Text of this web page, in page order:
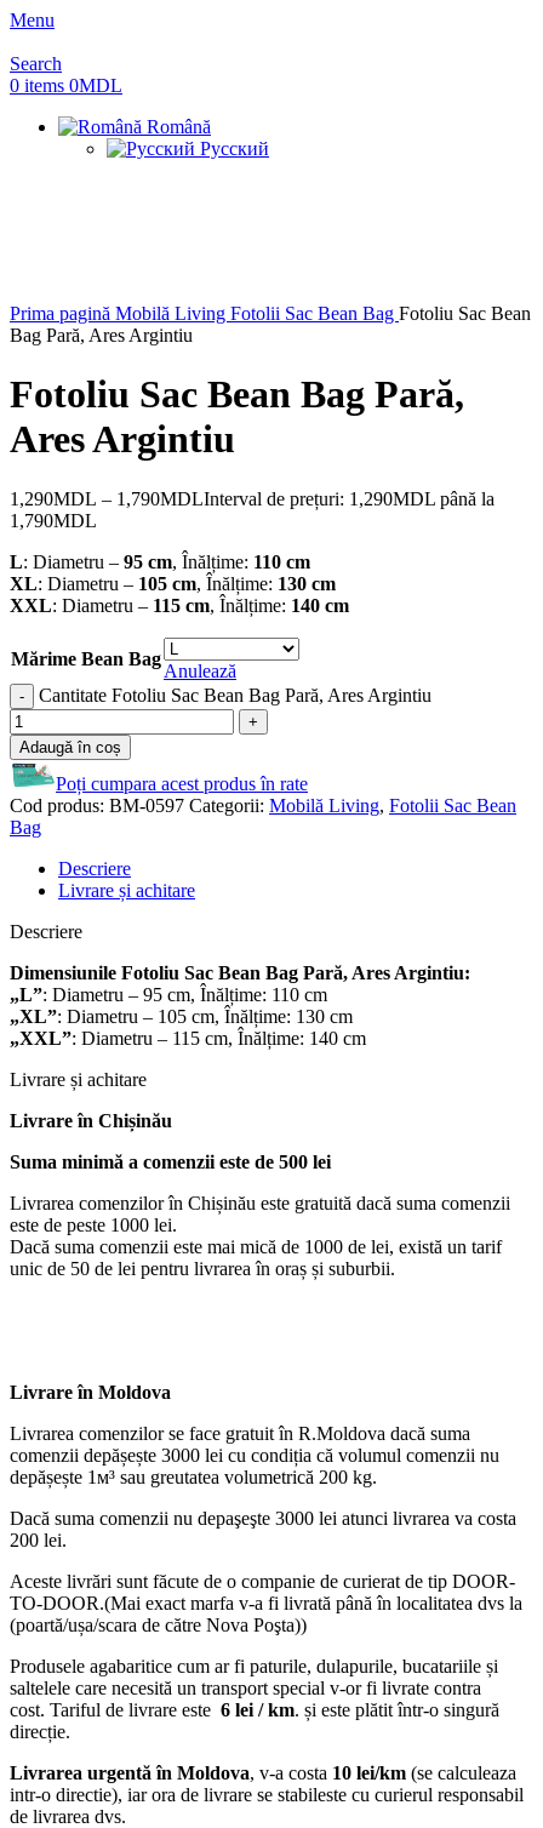
Menu
Search
0 items 0MDL
Română
Русский
Prima pagină Mobilă Living Fotolii Sac Bean Bag Fotoliu Sac Bean
Bag Pară, Ares Argintiu
Fotoliu Sac Bean Bag Pară,
Ares Argintiu
1,290MDL – 1,790MDLInterval de prețuri: 1,290MDL până la
1,790MDL
L: Diametru – 95 cm, Înălțime: 110 cm
XL: Diametru – 105 cm, Înălțime: 130 cm
XXL: Diametru – 115 cm, Înălțime: 140 cm
Mărime Bean Bag
Anulează
Cantitate Fotoliu Sac Bean Bag Pară, Ares Argintiu
Adaugă în coș
Poți cumpara acest produs în rate
Cod produs: BM-0597 Categorii: Mobilă Living, Fotolii Sac Bean
Bag
Descriere
Livrare și achitare
Descriere
Dimensiunile Fotoliu Sac Bean Bag Pară, Ares Argintiu:
„L”: Diametru – 95 cm, Înălțime: 110 cm
„XL”: Diametru – 105 cm, Înălțime: 130 cm
„XXL”: Diametru – 115 cm, Înălțime: 140 cm
Livrare și achitare
Livrareîn Chișinău
Suma minimă a comenzii este de 500 lei
Livrarea comenzilor în Chișinău este gratuită dacă suma comenzii
este de peste 1000 lei.
Dacă suma comenzii este mai mică de 1000 de lei, există un tarif
unic de 50 de lei pentru livrarea în oraș și suburbii.
Livrare în Moldova
Livrarea comenzilor se face gratuit în R.Moldova dacă suma
comenzii depășește 3000 lei cu condiția că volumul comenzii nu
depășește 1м³ sau greutatea volumetrică 200 kg.
Dacă suma comenzii nu depaşeşte 3000 lei atunci livrarea va costa
200 lei.
Aceste livrări sunt făcute de o companie de curierat de tip DOOR-
TO-DOOR.(Mai exact marfa v-a fi livrată până în localitatea dvs la
(poartă/ușa/scara de către Nova Poşta))
Produsele agabaritice cum ar fi paturile, dulapurile, bucatariile și
saltelele care necesită un transport special v-or fi livrate contra
cost. Tariful de livrare este 6 lei / km. și este plătit într-o singură
direcție.
Livrarea urgentă în Moldova, v-a costa 10 lei/km (se calculeaza
intr-o directie), iar ora de livrare se stabileste cu curierul responsabil
de livrarea dvs.